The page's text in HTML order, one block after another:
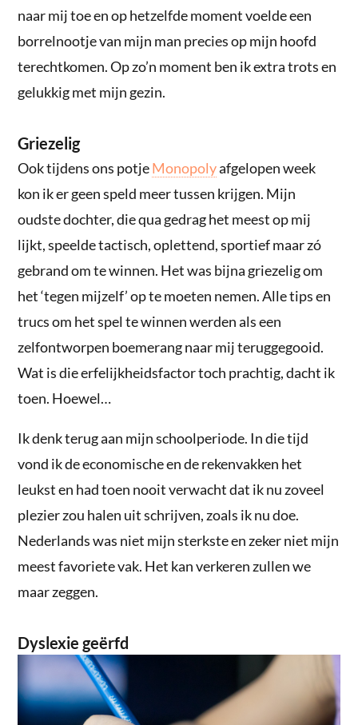
naar mij toe en op hetzelfde moment voelde een
borrelnootje van mijn man precies op mijn hoofd
terechtkomen. Op zo’n moment ben ik extra trots en
gelukkig met mijn gezin.
Griezelig
Ook tijdens ons potjeMonopolyafgelopen week
kon ik er geen speld meer tussen krijgen. Mijn
oudste dochter, die qua gedrag het meest op mij
lijkt, speelde tactisch, oplettend, sportief maar zó
gebrand om te winnen. Het was bijna griezelig om
het ‘tegen mijzelf’ op te moeten nemen. Alle tips en
trucs om het spel te winnen werden als een
zelfontworpen boemerang naar mij teruggegooid.
Wat is die erfelijkheidsfactor toch prachtig, dacht ik
toen. Hoewel…
Ik denk terug aan mijn schoolperiode. In die tijd
vond ik de economische en de rekenvakken het
leukst en had toen nooit verwacht dat ik nu zoveel
plezier zou halen uit schrijven, zoals ik nu doe.
Nederlands was niet mijn sterkste en zeker niet mijn
meest favoriete vak. Het kan verkeren zullen we
maar zeggen.
Dyslexie geërfd